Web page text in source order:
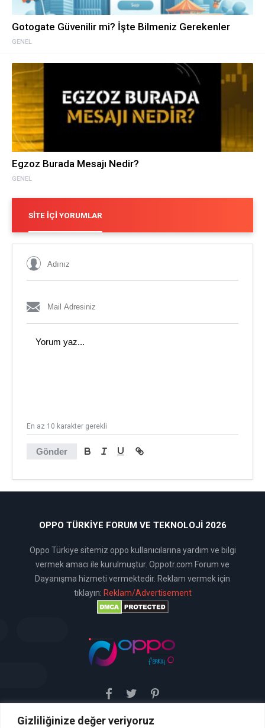
Gizliliğinize değer veriyoruz
GENEL
Gotogate Güvenilir mi? İşte Bilmeniz Gerekenler
GENEL
Egzoz Burada Mesajı Nedir?
SITE İÇI YORUMLAR
Gönder
En az 10 karakter gerekli
OPPO TÜRKIYE FORUM VE TEKNOLOJI 2026
Oppo Türkiye sitemiz oppo kullanıcılarına yardım ve bilgi
vermek amacı ile kurulmuştur. Oppotr.com Forum ve
Dayanışma hizmeti vermektedir. Reklam vermek için
tıklayın: Reklam/Advertisement
Sitemiz uyar / kaldır prensibini benimsemiştir. Sitemiz,